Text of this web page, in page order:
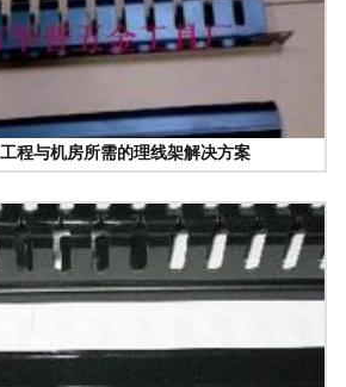
程与机房所需的理线架解决方案